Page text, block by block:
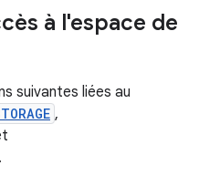
à l'espace de
suivantes liées au
,
.